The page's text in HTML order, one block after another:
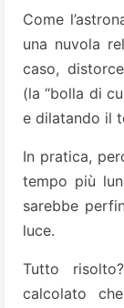
Come
una nuvola
caso,
(la “bolla di
e dilatando il
In pratica,
tempo più
sarebbe
luce.
Tutto
calcolato